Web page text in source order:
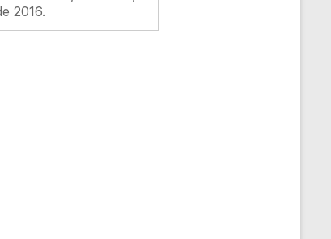
2016.